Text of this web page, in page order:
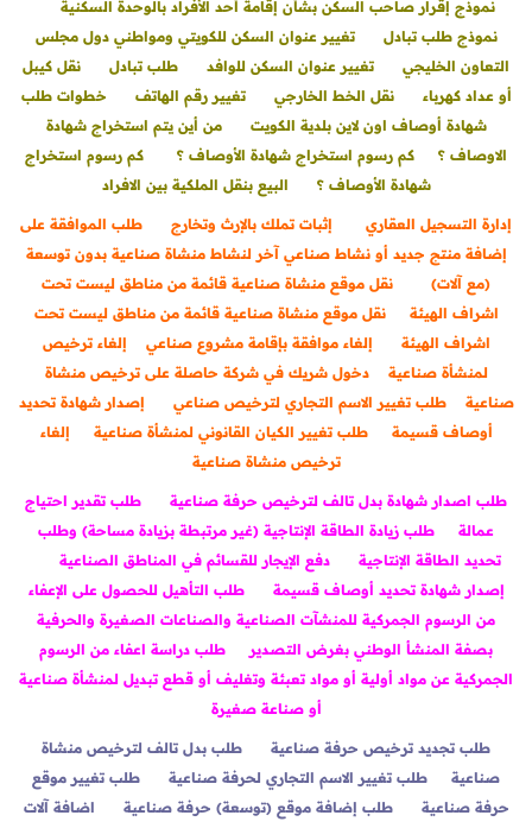
نموذج إقرار صاحب السكن بشأن إقامة أحد الأفراد بالوحدة السكنية
نموذج طلب تبادل
تغيير عنوان السكن للكويتي ومواطني دول مجلس
التعاون الخليجي
تغيير عنوان السكن للوافد طلب تبادل
نقل كيبل
أو عداد كهرباء
نقل الخط الخارجي تغيير رقم الهاتف
خطوات طلب
شهادة أوصاف اون لاين بلدية الكويت
من أين يتم استخراج شهادة
الاوصاف ؟
كم رسوم استخراج شهادة الأوصاف ؟
كم رسوم استخراج
شهادة الأوصاف ؟
البيع بنقل الملكية بين الافراد
إدارة التسجيل العقاري إثبات تملك بالإرث وتخارج
طلب الموافقة على
إضافة منتج جديد أو نشاط صناعي آخر لنشاط منشاة صناعية بدون توسعة
(مع آلات)
نقل موقع منشاة صناعية قائمة من مناطق ليست تحت
اشراف الهيئة
نقل موقع منشاة صناعية قائمة من مناطق ليست تحت
اشراف الهيئة
إلغاء موافقة بإقامة مشروع صناعي
إلغاء ترخيص
لمنشأة صناعية
دخول شريك في شركة حاصلة على ترخيص منشاة
صناعية
طلب تغيير الاسم التجاري لترخيص صناعي
إصدار شهادة تحديد
أوصاف قسيمة
طلب تغيير الكيان القانوني لمنشأة صناعية
إلغاء
ترخيص منشاة صناعية
طلب اصدار شهادة بدل تالف لترخيص حرفة صناعية
طلب تقدير احتياج
عمالة
طلب زيادة الطاقة الإنتاجية (غير مرتبطة بزيادة مساحة) وطلب
تحديد الطاقة الإنتاجية
دفع الإيجار للقسائم في المناطق الصناعية
إصدار شهادة تحديد أوصاف قسيمة
طلب التأهيل للحصول على الإعفاء
من الرسوم الجمركية للمنشآت الصناعية والصناعات الصغيرة والحرفية
بصفة المنشأ الوطني بغرض التصدير
طلب دراسة اعفاء من الرسوم
الجمركية عن مواد أولية أو مواد تعبئة وتغليف أو قطع تبديل لمنشأة صناعية
أو صناعة صغيرة
طلب تجديد ترخيص حرفة صناعية
طلب بدل تالف لترخيص منشاة
صناعية
طلب تغيير الاسم التجاري لحرفة صناعية
طلب تغيير موقع
حرفة صناعية
طلب إضافة موقع (توسعة) حرفة صناعية
اضافة آلات